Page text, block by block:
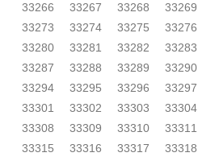
33266
33267 33268 33269
33273
33274 33275 33276
33280
33281 33282 33283
33287
33288 33289 33290
33294
33295 33296 33297
33301
33302 33303 33304
33308
33309 33310 33311
33315
33316 33317 33318